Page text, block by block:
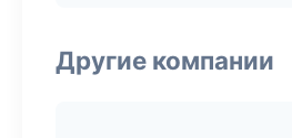
Другие компании